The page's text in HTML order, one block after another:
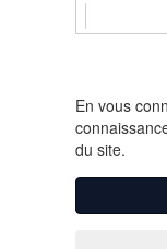
En vous
du site.